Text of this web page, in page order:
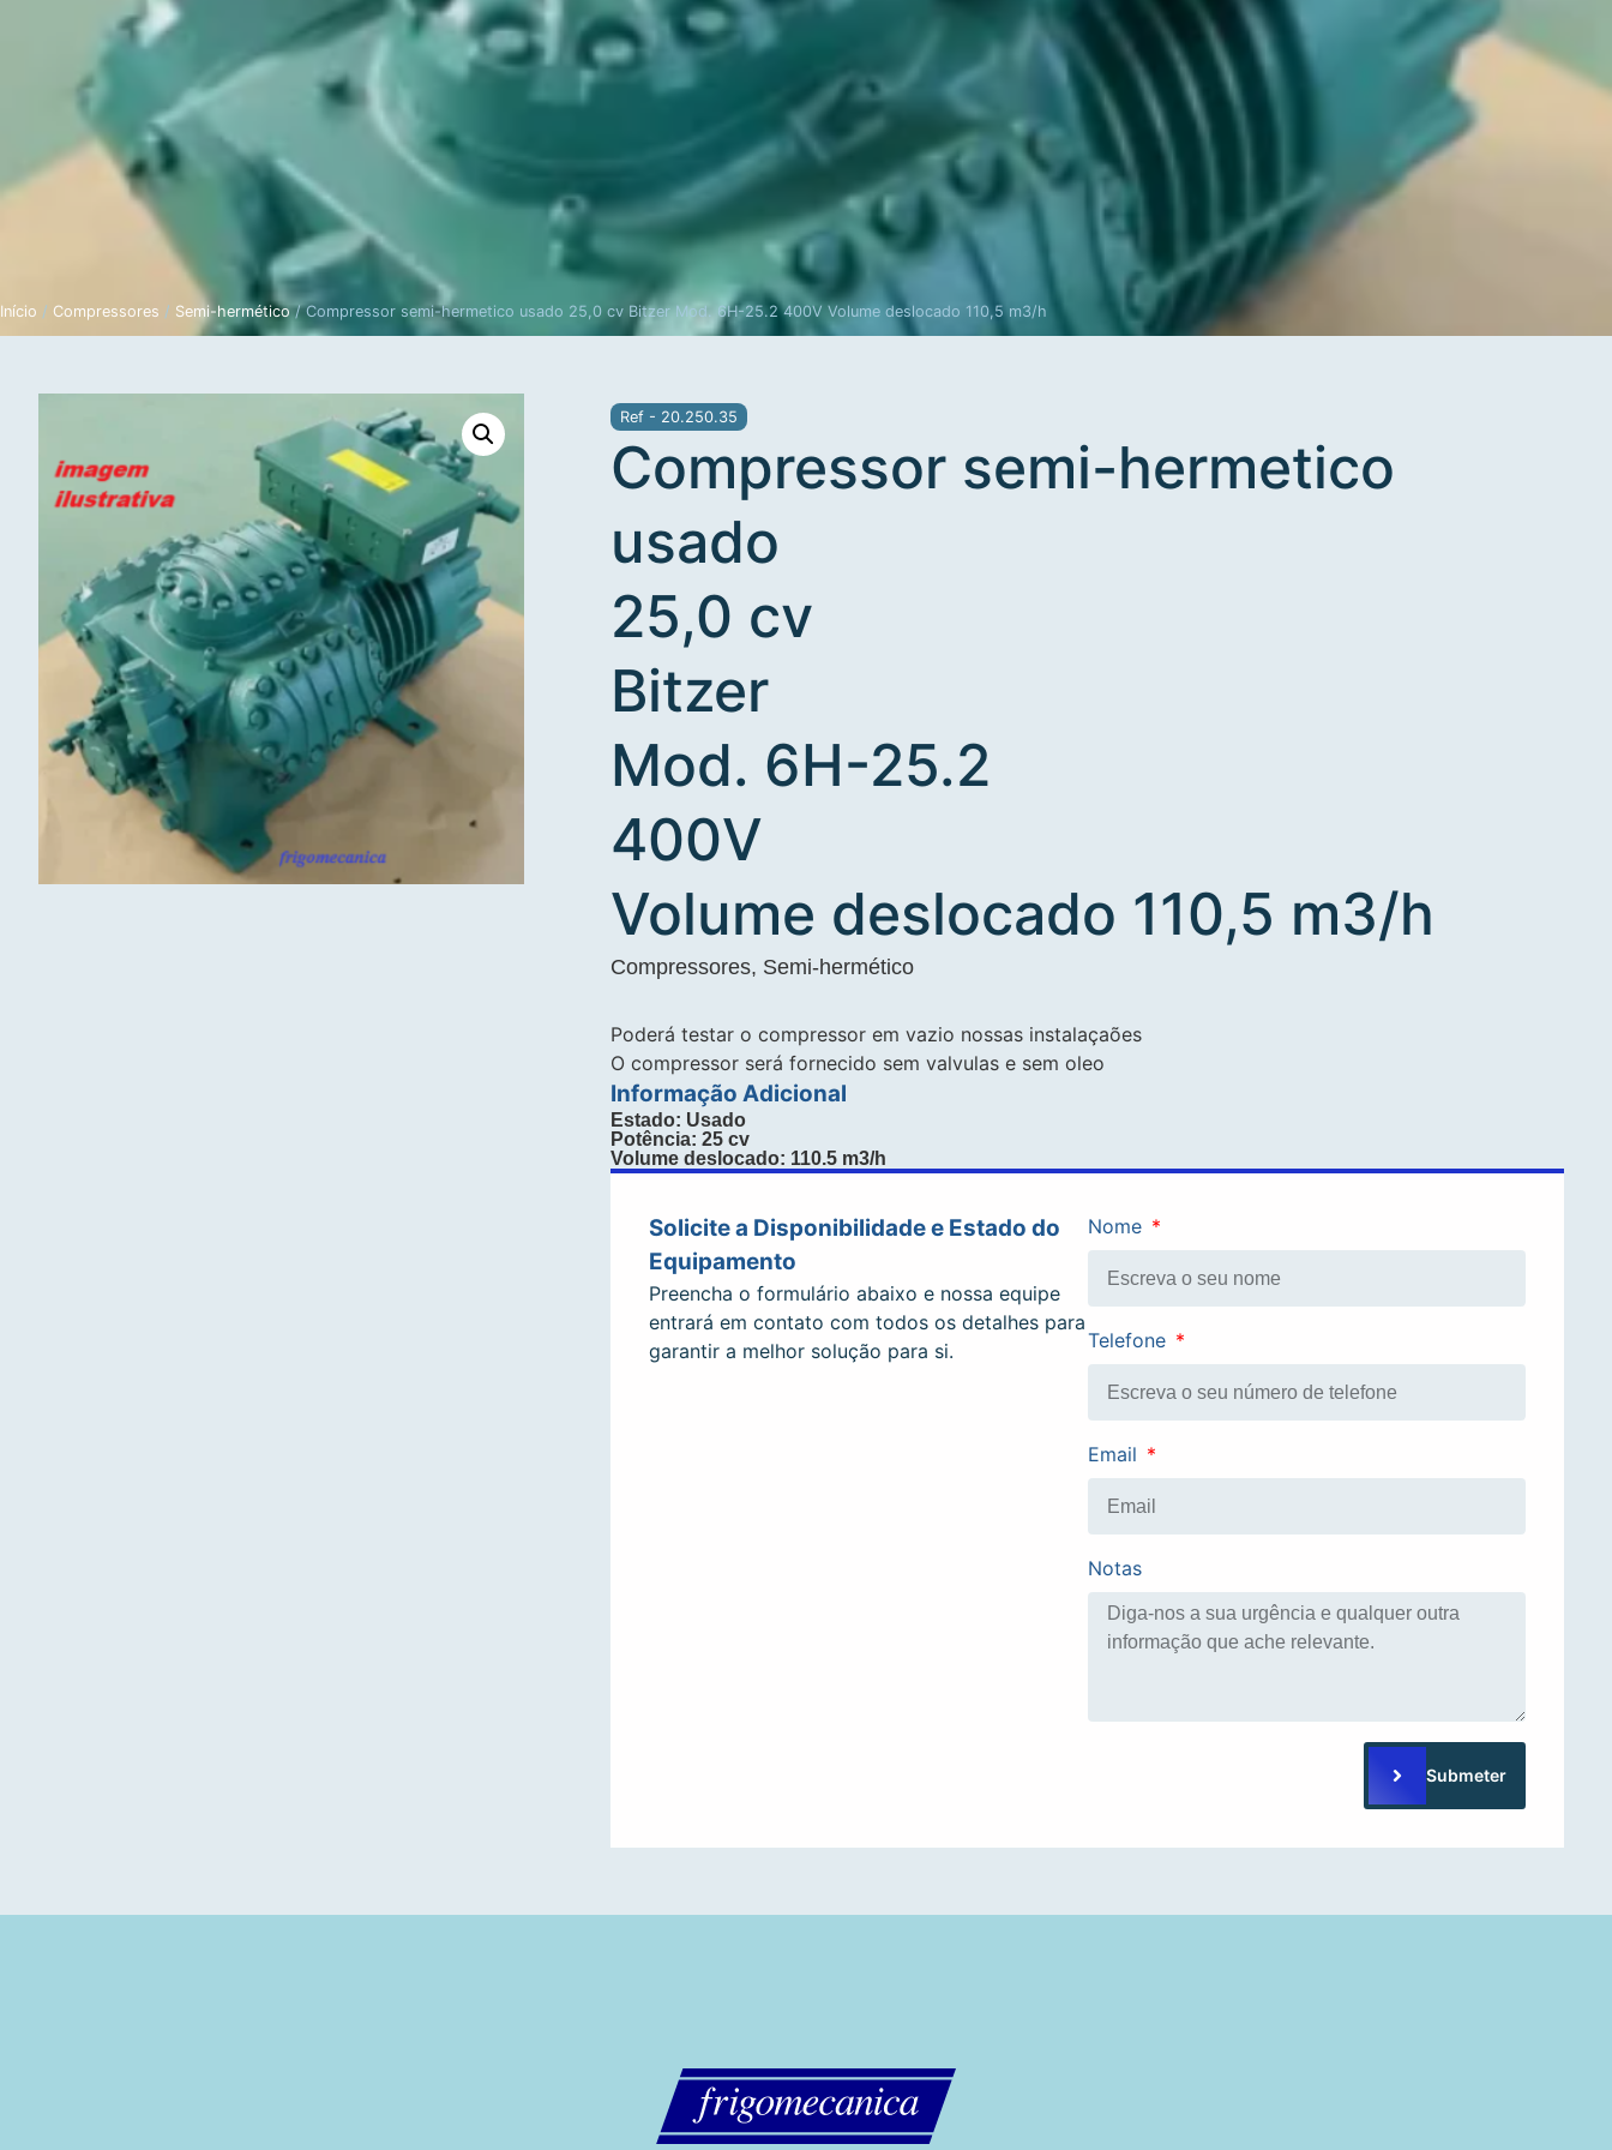
Novos Usados A Frigomecânica 969 012 000
Custo de uma chamada
para a rede móvel nacional
Início / Compressores / Semi-hermético / Compressor semi-hermetico usado 25,0 cv Bitzer Mod. 6H-25.2 400V Volume deslocado 110,5 m3/h
Ref - 20.250.35
Compressor semi-hermetico
usado
25,0 cv
Bitzer
Mod. 6H-25.2
400V
Volume deslocado 110,5 m3/h
Compressores, Semi-hermético
Poderá testar o compressor em vazio nossas instalaçaões
O compressor será fornecido sem valvulas e sem oleo
Informação Adicional
Estado: Usado
Potência: 25 cv
Volume deslocado: 110.5 m3/h
Nome
Telefone
Email
Notas
Submeter
Solicite a Disponibilidade e Estado do
Equipamento
Preencha o formulário abaixo e nossa equipe
entrará em contato com todos os detalhes para
garantir a melhor solução para si.